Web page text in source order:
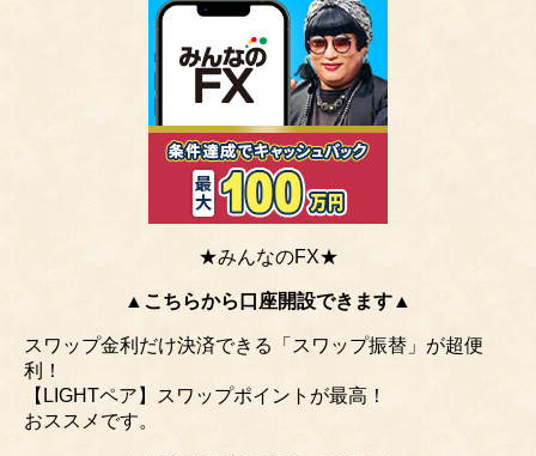
★みんなのFX★
▲こちらから口座開設できます▲
スワップ金利だけ決済できる「スワップ振替」が超便
利！
【LIGHTペア】スワップポイントが最高！
おススメです。